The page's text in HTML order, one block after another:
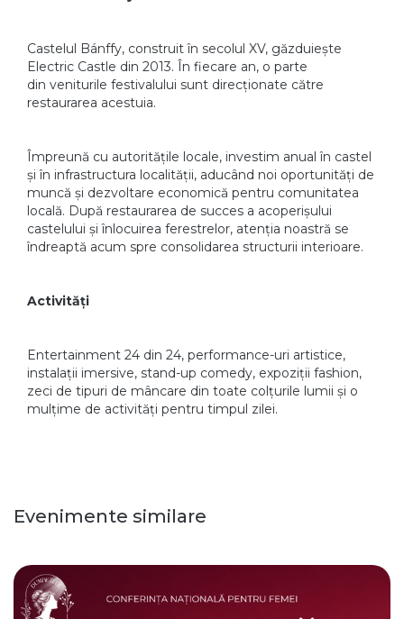
Castelul Bánffy, construit în secolul XV, găzduiește
Electric Castle din 2013. În fiecare an, o parte
din veniturile festivalului sunt direcționate către
restaurarea acestuia.
Împreună cu autoritățile locale, investim anual în castel
și în infrastructura localității, aducând noi oportunități de
muncă și dezvoltare economică pentru comunitatea
locală. După restaurarea de succes a acoperișului
castelului și înlocuirea ferestrelor, atenția noastră se
îndreaptă acum spre consolidarea structurii interioare.
Activități
Entertainment 24 din 24, performance-uri artistice,
instalații imersive, stand-up comedy, expoziții fashion,
zeci de tipuri de mâncare din toate colțurile lumii și o
mulțime de activități pentru timpul zilei.
Evenimente similare